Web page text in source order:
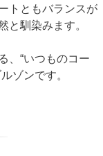
トともバランスが
と馴染みます。
、“いつものコー
ゾンです。